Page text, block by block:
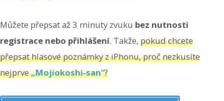
Můžete přepsat až 3 minuty zvuku bez nutnosti
registrace nebo přihlášení. Takže, pokud chcete
přepsat hlasové poznámky z iPhonu, proč nezkusíte
nejprve„Mojiokoshi-san“?